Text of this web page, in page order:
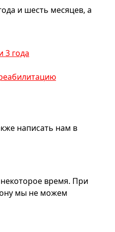
и шесть месяцев, а
3 года
написать нам в
время. При
мы не можем